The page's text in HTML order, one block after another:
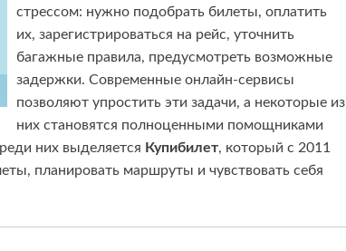
стрессом: нужно подобрать билеты, оплатить
их, зарегистрироваться на рейс, уточнить
багажные правила, предусмотреть возможные
задержки. Современные онлайн-сервисы
позволяют упростить эти задачи, а некоторые из
них становятся полноценными помощниками
них выделяется Купибилет, который с 2011
планировать маршруты и чувствовать себя